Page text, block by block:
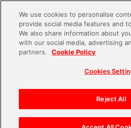
2020.01.30
エントランスの『アソビノラ
We use cookies to personalise
provide social media features and
We also share information about
with our social media, advertising
partners.
Cookie Policy
Cookies
Reject All